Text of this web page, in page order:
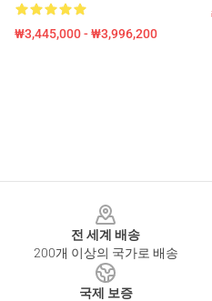
₩3,445,000 - ₩3,996,200
전 세계 배송
200개 이상의 국가로 배송
국제 보증